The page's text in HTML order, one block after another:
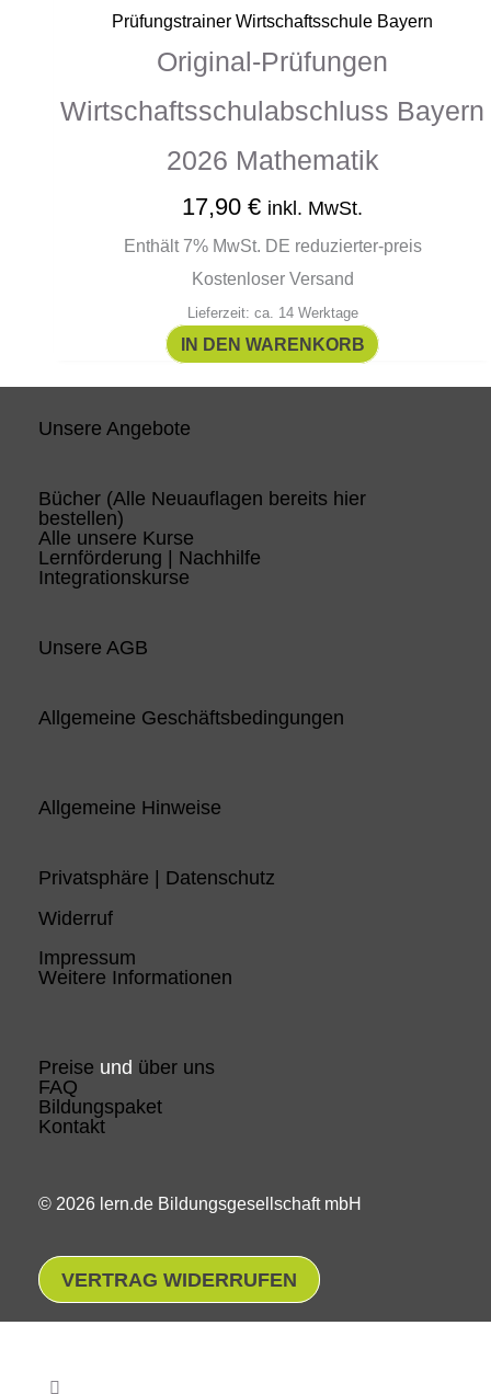
Prüfungstrainer Wirtschaftsschule Bayern
Original-Prüfungen
Wirtschaftsschulabschluss Bayern
2026 Mathematik
17,90€ inkl. MwSt.
Enthält 7% MwSt. DE reduzierter-preis
Kostenloser Versand
Lieferzeit: ca. 14 Werktage
IN DEN WARENKORB
Unsere Angebote
Bücher (Alle Neuauflagen bereits hier
bestellen)
Alle unsere Kurse
Lernförderung | Nachhilfe
Integrationskurse
Unsere AGB
Allgemeine Geschäftsbedingungen
Allgemeine Hinweise
Privatsphäre | Datenschutz
Widerruf
Impressum
Weitere Informationen
Preise und über uns
FAQ
Bildungspaket
Kontakt
© 2026 lern.de Bildungsgesellschaft mbH
VERTRAG WIDERRUFEN